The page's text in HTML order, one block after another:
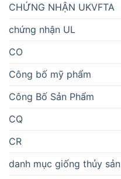
CHỨNG NHẬN UKVFTA
chứng nhận UL
CO
Công bố mỹ phẩm
Công Bố Sản Phẩm
CQ
CR
danh mục giống thủy sản